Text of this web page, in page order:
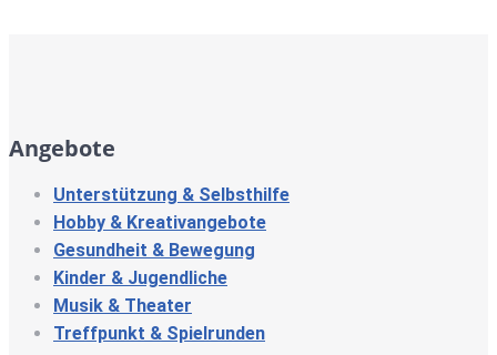
Angebote
Unterstützung & Selbsthilfe
Hobby & Kreativangebote
Gesundheit & Bewegung
Kinder & Jugendliche
Musik & Theater
Treffpunkt & Spielrunden